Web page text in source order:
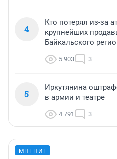
4
Кто потерял из-за
крупнейших
Байкальского
5 903 3
5
Иркутянина
в армии и театре
4 791 3
МНЕНИЕ